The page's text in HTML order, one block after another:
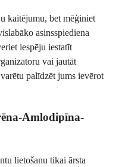
kaitējumu, bet mēģiniet
asinsspiediena
iespēju iestatīt
vai jautāt
palīdzēt jums ievērot
Amlodipīna-
lietošanu tikai ārsta